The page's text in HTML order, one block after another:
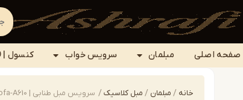
صفحه اصلی مبلمان سرویس خواب کنسول | LCD
خانه / مبلمان / مبل کلاسیک / سرویس مبل طنابی | sofa-A610